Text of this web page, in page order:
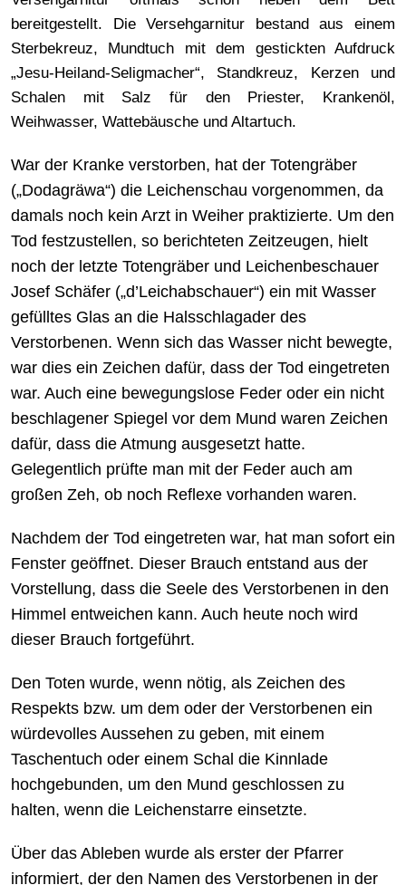
bereitgestellt. Die Versehgarnitur bestand aus einem
Sterbekreuz, Mundtuch mit dem gestickten Aufdruck
„Jesu-Heiland-Seligmacher“, Standkreuz, Kerzen und
Schalen mit Salz für den Priester, Krankenöl,
Weihwasser, Wattebäusche und Altartuch.
War der Kranke verstorben, hat der Totengräber
(„Dodagräwa“) die Leichenschau vorgenommen, da
damals noch kein Arzt in Weiher praktizierte. Um den
Tod festzustellen, so berichteten Zeitzeugen, hielt
noch der letzte Totengräber und Leichenbeschauer
Josef Schäfer („d’Leichabschauer“) ein mit Wasser
gefülltes Glas an die Halsschlagader des
Verstorbenen. Wenn sich das Wasser nicht bewegte,
war dies ein Zeichen dafür, dass der Tod eingetreten
war. Auch eine bewegungslose Feder oder ein nicht
beschlagener Spiegel vor dem Mund waren Zeichen
dafür, dass die Atmung ausgesetzt hatte.
Gelegentlich prüfte man mit der Feder auch am
großen Zeh, ob noch Reflexe vorhanden waren.
Nachdem der Tod eingetreten war, hat man sofort ein
Fenster geöffnet. Dieser Brauch entstand aus der
Vorstellung, dass die Seele des Verstorbenen in den
Himmel entweichen kann. Auch heute noch wird
dieser Brauch fortgeführt.
Den Toten wurde, wenn nötig, als Zeichen des
Respekts bzw. um dem oder der Verstorbenen ein
würdevolles Aussehen zu geben, mit einem
Taschentuch oder einem Schal die Kinnlade
hochgebunden, um den Mund geschlossen zu
halten, wenn die Leichenstarre einsetzte.
Über das Ableben wurde als erster der Pfarrer
informiert, der den Namen des Verstorbenen in der